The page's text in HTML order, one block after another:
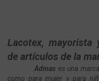
Lacotex, mayorista
de artículos de la
Admas es una
como para mujer y para